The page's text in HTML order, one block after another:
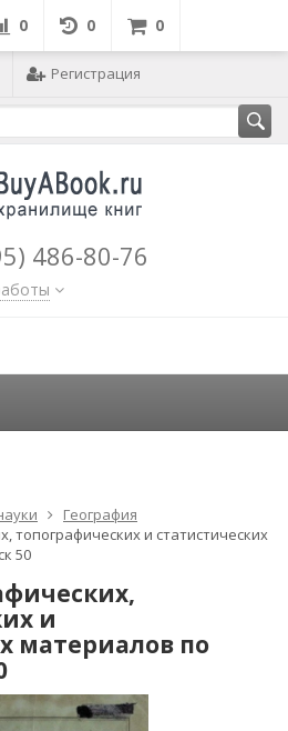
0 0 0
Регистрация
486-80-76
География
топографических и статистических
50
и
материалов по